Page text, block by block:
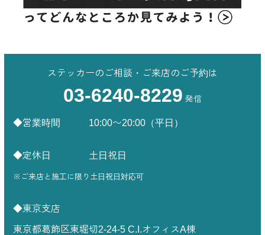
ステッカーのご相談・ご来店のご予約は
03-6240-8229
◆営業時間 10:00〜20:00（平日）
◆定休日 土日祝日
※ご来店と施工に限り土日祝日対応可
◆東京支店
東京都葛飾区東堀切2-24-5 C.I.オフィスA棟